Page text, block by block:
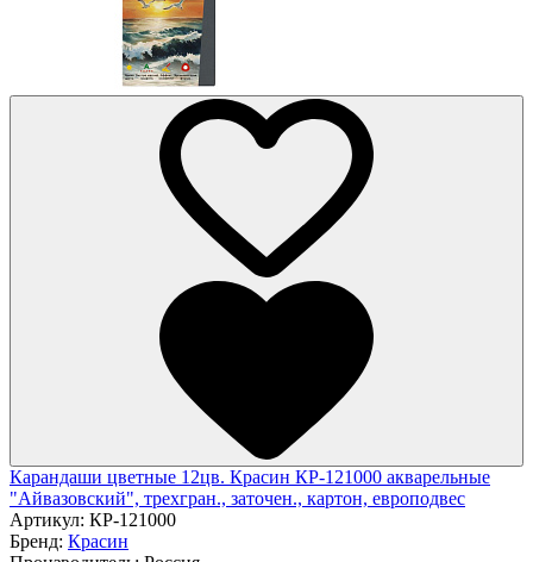
Карандаши цветные 12цв. Красин КР-121000 акварельные
"Айвазовский", трехгран., заточен., картон, европодвес
Артикул: КР-121000
Бренд: Красин